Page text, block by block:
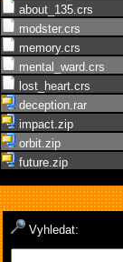
about_135.crs
modster.crs
memory.crs
mental_ward.crs
lost_heart.crs
deception.rar
impact.zip
orbit.zip
future.zip
Vyhledat: